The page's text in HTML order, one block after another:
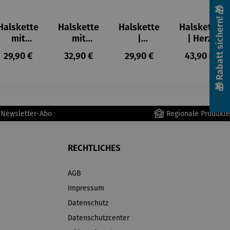
mit
Kleeblatt-
Medaillon
Regulärer Preis:
29,90 €
Halskette
mit
Dackelanh
änger |
Regulärer Preis:
32,90 €
Halskette
Vergissme
innicht –
Regulärer Preis:
29,90 €
Halskette
| Herz
Madonna
Regulärer
43,90 €
Abo Regionale Produkte
RECHTLICHES
AGB
Impressum
Datenschutz
Datenschutzcenter
🎁 Rabatt sichern! 🎁